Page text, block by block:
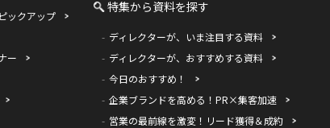
ックアップ
ー
特集から資料を探す
ディレクターが、いま注目する資料
ディレクターが、おすすめする資料
今日のおすすめ！
企業ブランドを高める！PR×集客加速
営業の最前線を激変！リード獲得＆成約